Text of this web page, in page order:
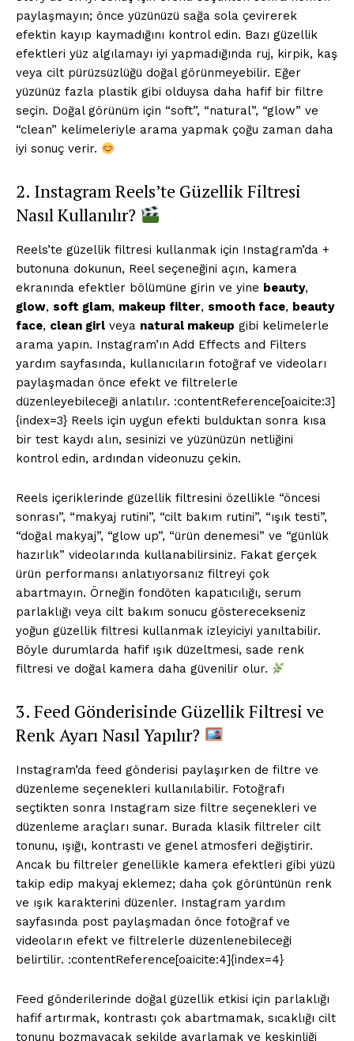
Saf Ses !!!
İLETIŞIM
paylaşmayın; önce yüzünüzü sağa sola çevirerek
efektin kayıp kaymadığını kontrol edin. Bazı güzellik
efektleri yüz algılamayı iyi yapmadığında ruj, kirpik, kaş
veya cilt pürüzsüzlüğü doğal görünmeyebilir. Eğer
yüzünüz fazla plastik gibi olduysa daha hafif bir filtre
seçin. Doğal görünüm için “soft”, “natural”, “glow” ve
“clean” kelimeleriyle arama yapmak çoğu zaman daha
iyi sonuç verir.
2. Instagram Reels’te Güzellik Filtresi
Nasıl Kullanılır?
Reels’te güzellik filtresi kullanmak için Instagram’da +
butonuna dokunun, Reel seçeneğini açın, kamera
ekranında efektler bölümüne girin ve yine beauty,
glow, soft glam, makeup filter, smooth face, beauty
face, clean girl veya natural makeup gibi kelimelerle
arama yapın. Instagram’ın Add Effects and Filters
yardım sayfasında, kullanıcıların fotoğraf ve videoları
paylaşmadan önce efekt ve filtrelerle
düzenleyebileceği anlatılır. :contentReference[oaicite:3]
{index=3} Reels için uygun efekti bulduktan sonra kısa
bir test kaydı alın, sesinizi ve yüzünüzün netliğini
kontrol edin, ardından videonuzu çekin.
Reels içeriklerinde güzellik filtresini özellikle “öncesi
sonrası”, “makyaj rutini”, “cilt bakım rutini”, “ışık testi”,
“doğal makyaj”, “glow up”, “ürün denemesi” ve “günlük
hazırlık” videolarında kullanabilirsiniz. Fakat gerçek
ürün performansı anlatıyorsanız filtreyi çok
abartmayın. Örneğin fondöten kapatıcılığı, serum
parlaklığı veya cilt bakım sonucu gösterecekseniz
yoğun güzellik filtresi kullanmak izleyiciyi yanıltabilir.
Böyle durumlarda hafif ışık düzeltmesi, sade renk
filtresi ve doğal kamera daha güvenilir olur.
3. Feed Gönderisinde Güzellik Filtresi ve
Renk Ayarı Nasıl Yapılır?
Instagram’da feed gönderisi paylaşırken de filtre ve
düzenleme seçenekleri kullanılabilir. Fotoğrafı
seçtikten sonra Instagram size filtre seçenekleri ve
düzenleme araçları sunar. Burada klasik filtreler cilt
tonunu, ışığı, kontrastı ve genel atmosferi değiştirir.
Ancak bu filtreler genellikle kamera efektleri gibi yüzü
takip edip makyaj eklemez; daha çok görüntünün renk
ve ışık karakterini düzenler. Instagram yardım
sayfasında post paylaşmadan önce fotoğraf ve
videoların efekt ve filtrelerle düzenlenebileceği
belirtilir. :contentReference[oaicite:4]{index=4}
Feed gönderilerinde doğal güzellik etkisi için parlaklığı
hafif artırmak, kontrastı çok abartmamak, sıcaklığı cilt
tonunu bozmayacak şekilde ayarlamak ve keskinliği